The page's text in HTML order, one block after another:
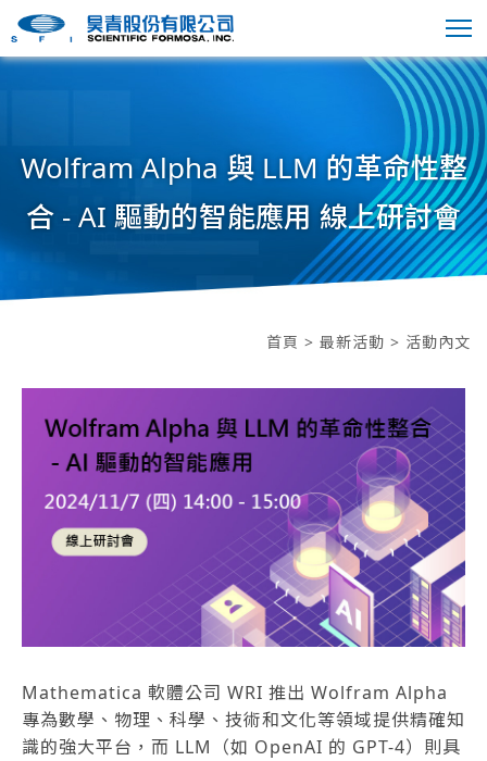
Wolfram Alpha 與 LLM 的革命性整
合 - AI 驅動的智能應用 線上研討會
首頁 > 最新活動 > 活動內文
Mathematica 軟體公司 WRI 推出 Wolfram Alpha
專為數學、物理、科學、技術和文化等領域提供精確知
識的強大平台，而 LLM（如 OpenAI 的 GPT-4）則具